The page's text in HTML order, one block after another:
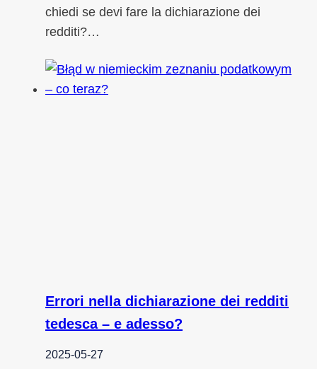
chiedi se devi fare la dichiarazione dei
redditi?…
Errori nella dichiarazione dei redditi
tedesca – e adesso?
2025-05-27